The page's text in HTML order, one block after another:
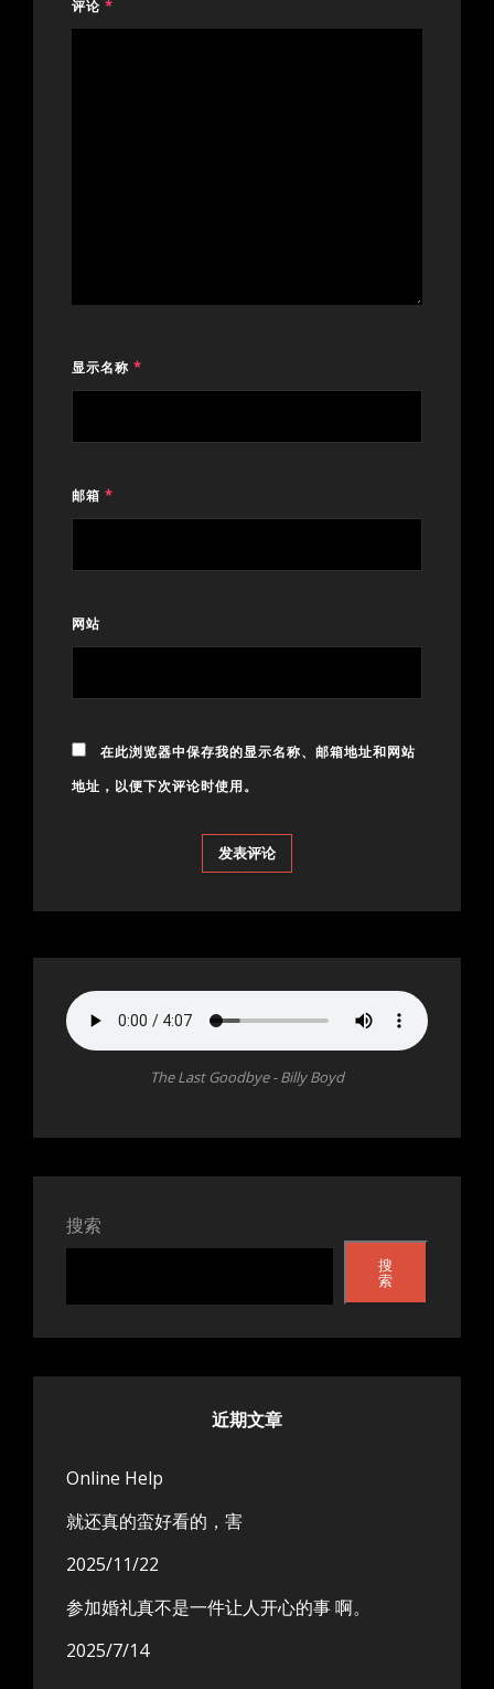
评论 *
显示名称 *
邮箱 *
网站
在此浏览器中保存我的显示名称、邮箱地址和网站
地址，以便下次评论时使用。
The Last Goodbye - Billy Boyd
搜索
搜
索
近期文章
Online Help
就还真的蛮好看的，害
2025/11/22
参加婚礼真不是一件让人开心的事 啊。
2025/7/14